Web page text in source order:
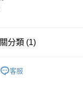
分類 (1)
客服